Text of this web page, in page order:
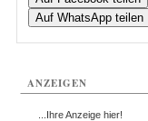
Auf WhatsApp teilen
ANZEIGEN
...Ihre Anzeige hier!